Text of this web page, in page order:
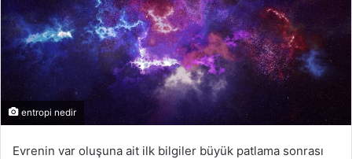
entropi nedir
Evrenin var oluşuna ait ilk bilgiler büyük patlama sonrası